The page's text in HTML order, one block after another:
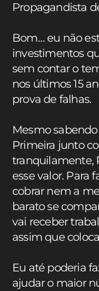
Propagandista
Bom… eu não
investimentos
sem contar o
nos últimos 15
prova de falhas.
Mesmo
Primeira junto
tranquilamente,
esse valor. Para
cobrar nem a
barato se
vai receber
assim que
Eu até poderia
ajudar o maior